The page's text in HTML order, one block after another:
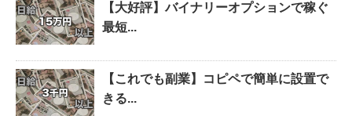
【大好評】バイナリーオプションで稼ぐ
最短...
【これでも副業】コピペで簡単に設置で
きる...